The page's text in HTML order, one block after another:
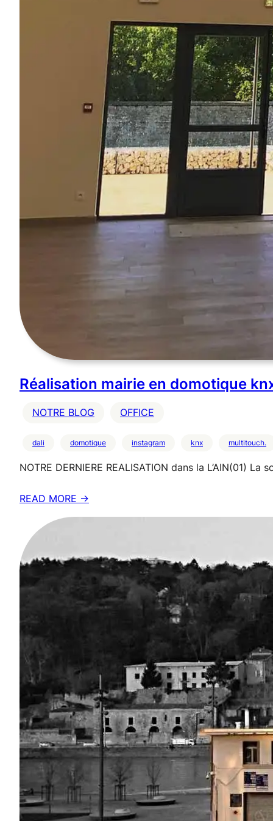
Réalisation mairie en domotique
NOTRE BLOG OFFICE
dali domotique instagram knx multitouch.
NOTRE DERNIERE REALISATION dans la L’AIN(01)
READ MORE →